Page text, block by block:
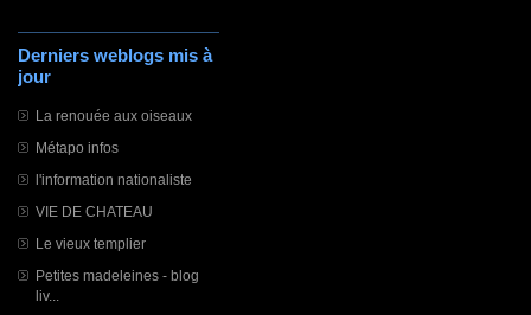
Derniers weblogs mis à
jour
La renouée aux oiseaux
Métapo infos
l'information nationaliste
VIE DE CHATEAU
Le vieux templier
Petites madeleines - blog
liv...